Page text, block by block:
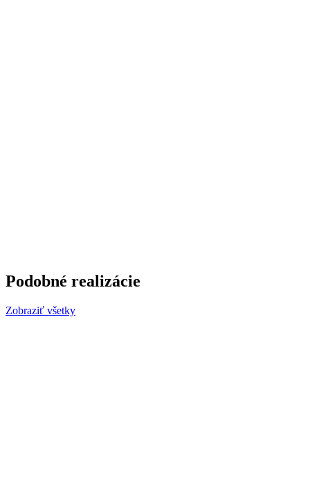
Podobné realizácie
Zobraziť všetky